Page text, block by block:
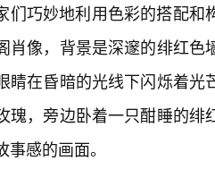
们巧妙地利用色彩的搭配
肖像，背景是深邃的绯红
睛在昏暗的光线下闪烁着
瑰，旁边卧着一只酣睡的
感的画面。